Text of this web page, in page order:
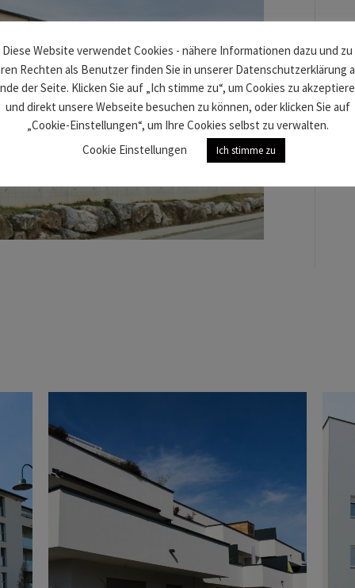
Diese Website verwendet Cookies - nähere Informationen dazu und zu
Rechten als Benutzer finden Sie in unserer Datenschutzerklärung
der Seite. Klicken Sie auf „Ich stimme zu“, um Cookies zu
und direkt unsere Webseite besuchen zu können, oder klicken Sie auf
„Cookie-Einstellungen“, um Ihre Cookies selbst zu verwalten.
Cookie Einstellungen
Ich stimme zu